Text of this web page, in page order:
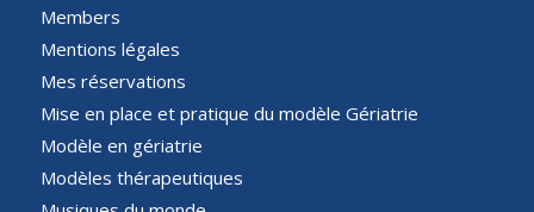
Members
Mentions légales
Mes réservations
Mise en place et pratique du modèle Gériatrie
Modèle en gériatrie
Modèles thérapeutiques